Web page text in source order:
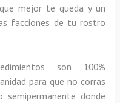
mejor te queda y un
facciones de tu rostro
son 100%
para que no corras
donde